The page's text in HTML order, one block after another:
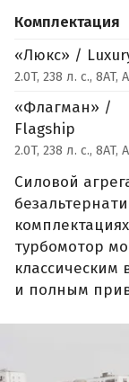
Комплектация
«Люкс» /
2.0T, 238 л. с., 8AT,
«Флагман» /
Flagship
2.0T, 238 л. с., 8AT,
Силовой
турбомотор
классическим
и полным